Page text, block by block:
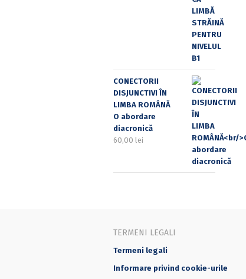
CONECTORII
DISJUNCTIVI ÎN
LIMBA ROMÂNĂ
O abordare
diacronică
60,00 lei
TERMENI LEGALI
Termeni legali
Informare privind cookie-urile